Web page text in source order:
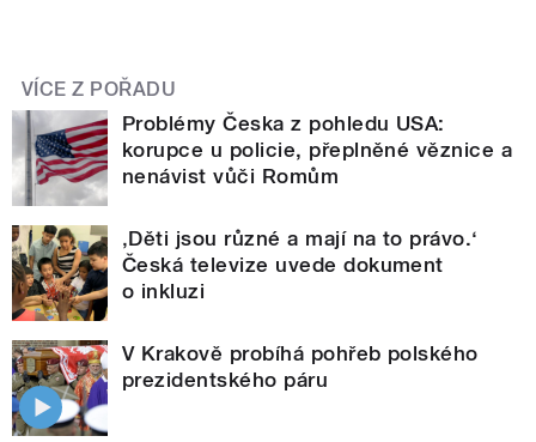
VÍCE Z POŘADU
Problémy Česka z pohledu USA:
korupce u policie, přeplněné věznice a
nenávist vůči Romům
‚Děti jsou různé a mají na to právo.‘
Česká televize uvede dokument
o inkluzi
V Krakově probíhá pohřeb polského
prezidentského páru